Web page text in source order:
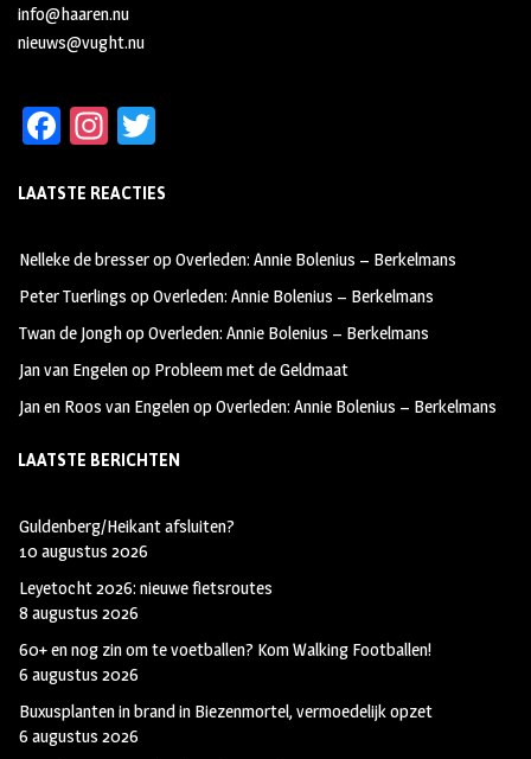
info@haaren.nu
nieuws@vught.nu
Fa
b
oo
k
In
ag
m
tt
LAATSTE REACTIES
Nelleke de bresseropOverleden: Annie Bolenius – Berkelmans
Peter Tuerlings opOverleden: Annie Bolenius – Berkelmans
Twan de JonghopOverleden: Annie Bolenius – Berkelmans
Jan van Engelenop Probleem met de Geldmaat
Jan en Roos van EngelenopOverleden: Annie Bolenius – Berkelmans
LAATSTE BERICHTEN
Guldenberg/Heikant afsluiten?
10 augustus 2026
Leyetocht 2026: nieuwe fietsroutes
8 augustus 2026
60+ en nog zin om te voetballen? Kom Walking Footballen!
6 augustus 2026
Buxusplanten in brand in Biezenmortel, vermoedelijk opzet
6 augustus 2026